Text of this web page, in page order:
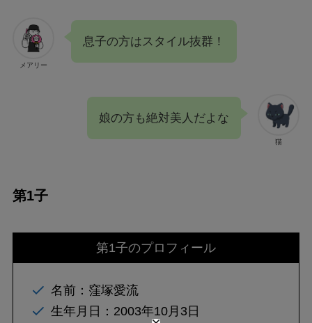
メアリー
息子の方はスタイル抜群！
猫
娘の方も絶対美人だよな
第1子
第1子のプロフィール
名前：窪塚愛流
生年月日：2003年10月3日